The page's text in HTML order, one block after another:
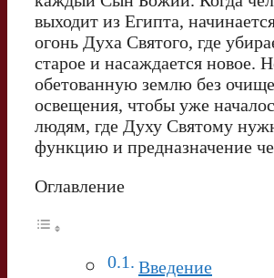
выходит из Египта,
огонь Духа Святого, где
старое и насаждается новое.
обетованную землю без
освещения, чтобы уже
людям, где Духу Святому
функцию и предназначение
Оглавление
Введение